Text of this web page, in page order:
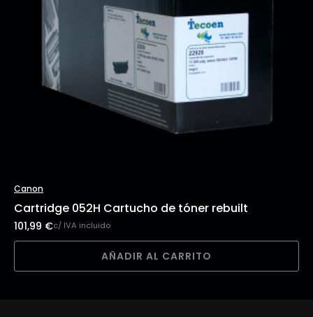
Canon
Cartridge 052H Cartucho de tóner rebuilt
101,99 €c/ IVA incluido
AÑADIR AL CARRITO